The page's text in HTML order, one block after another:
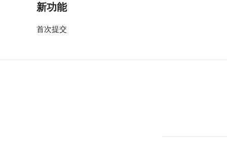
新功能
首次提交